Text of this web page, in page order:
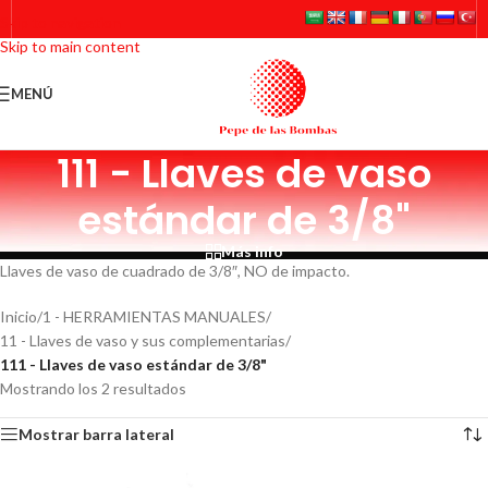
Skip to navigation
Skip to main content
MENÚ
111 - Llaves de vaso
estándar de 3/8"
Más info
Llaves de vaso de cuadrado de 3/8″, NO de impacto.
Inicio/1 - HERRAMIENTAS MANUALES/
11 - Llaves de vaso y sus complementarias/
111 - Llaves de vaso estándar de 3/8"
Mostrando los 2 resultados
Mostrar barra lateral